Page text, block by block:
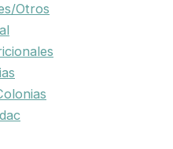
Otros